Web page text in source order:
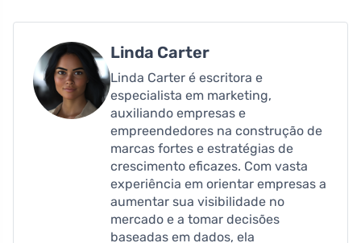
Linda Carter
Linda Carter é escritora e
especialista em marketing,
auxiliando empresas e
empreendedores na construção de
marcas fortes e estratégias de
crescimento eficazes. Com vasta
experiência em orientar empresas a
aumentar sua visibilidade no
mercado e a tomar decisões
baseadas em dados, ela